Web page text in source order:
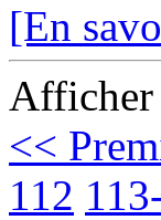
[En
Afficher
<<
112